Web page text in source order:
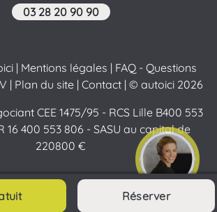
Réserver
03 28 20 90 90
| Mentions légales | FAQ - Questions
| Plan du site| Contact| © autoici 2026
CEE 1475/95 - RCS Lille B400 553
16 400 553 806 - SASU au capital de
220800 €
Contactez-nous